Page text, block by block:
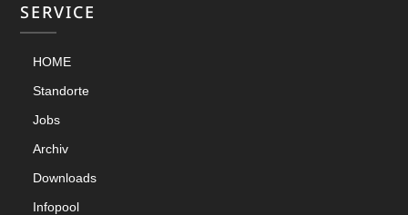
SERVICE
HOME
Standorte
Jobs
Archiv
Downloads
Infopool